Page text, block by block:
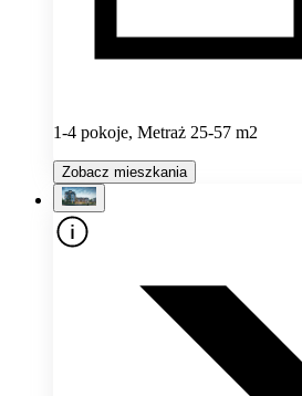
1-4 pokoje, Metraż 25-57 m2
Zobacz mieszkania